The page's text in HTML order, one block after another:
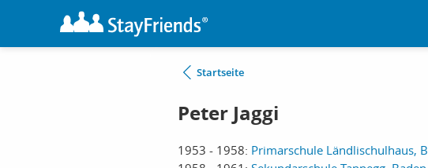
Startseite
Peter Jaggi
1953 - 1958: Primarschule Ländlischulhaus,